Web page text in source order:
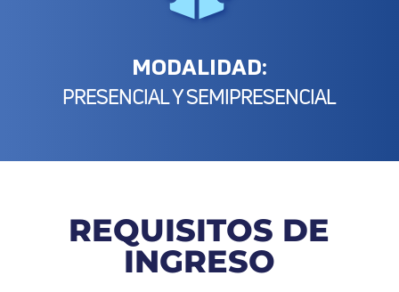
MODALIDAD:
PRESENCIAL Y SEMIPRESENCIAL
REQUISITOS DE
INGRESO